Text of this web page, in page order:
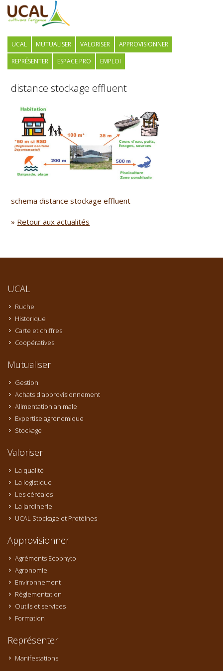
UCAL MUTUALISER VALORISER
APPROVISIONNER
REPRÉSENTER
ESPACE PRO EMPLOI
distance stockage effluent
schema distance stockage effluent
» Retour aux actualités
UCAL
Ruche
Historique
Carte et chiffres
Coopératives
Mutualiser
Gestion
Achats d'approvisionnement
Alimentation animale
Expertise agronomique
Stockage
Valoriser
La qualité
La logistique
Les céréales
La jardinerie
UCAL Stockage et Protéines
Approvisionner
Agréments Ecophyto
Agronomie
Environnement
Règlementation
Outils et services
Formation
Représenter
Manifestations